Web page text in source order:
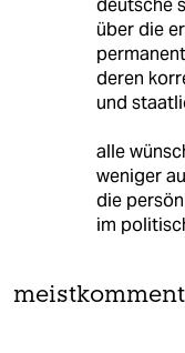
deutsche
über die
deren
und
alle
weniger
die
im